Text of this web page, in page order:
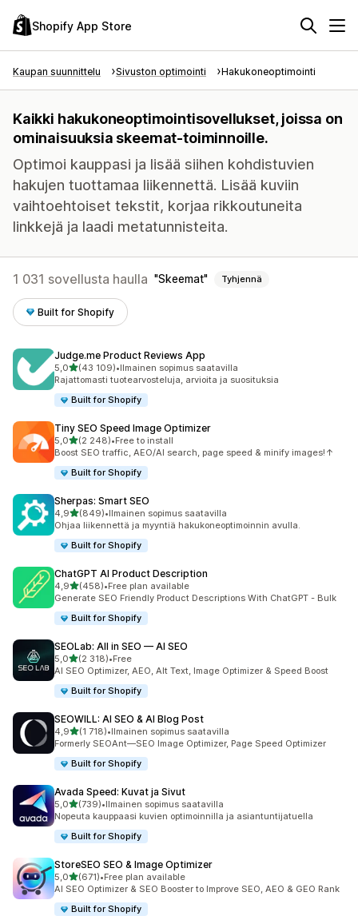
Shopify App Store
Kaupan suunnittelu Sivuston optimointi Hakukoneoptimointi
Kaikki hakukoneoptimointisovellukset, joissa on
ominaisuuksia skeemat-toiminnoille.
Optimoi kauppasi ja lisää siihen kohdistuvien
hakujen tuottamaa liikennettä. Lisää kuviin
vaihtoehtoiset tekstit, korjaa rikkoutuneita
linkkejä ja laadi metatunnisteita.
1 031 sovellusta haulla Skeemat Tyhjennä
Built for Shopify
Judge.me Product Reviews App
5,0/ 5 tähteä
(43 109)
43109 arvostelua yhteensä
•Ilmainen sopimus saatavilla
Rajattomasti tuotearvosteluja, arvioita ja suosituksia
Built for Shopify
Tiny SEO Speed Image Optimizer
5,0/ 5 tähteä
(2 248)
2248 arvostelua yhteensä
•Free to install
Boost SEO traffic, AEO/AI search, page speed & minify images!↑
Built for Shopify
Sherpas: Smart SEO
4,9/ 5 tähteä
(849)
849 arvostelua yhteensä
•Ilmainen sopimus saatavilla
Ohjaa liikennettä ja myyntiä hakukoneoptimoinnin avulla.
Built for Shopify
ChatGPT AI Product Description
4,9/ 5 tähteä
(458)
458 arvostelua yhteensä
•Free plan available
Generate SEO Friendly Product Descriptions With ChatGPT - Bulk
Built for Shopify
SEOLab: All in SEO — AI SEO
5,0/ 5 tähteä
(2 318)
2318 arvostelua yhteensä
•Free
AI SEO Optimizer, AEO, Alt Text, Image Optimizer & Speed Boost
Built for Shopify
SEOWILL: AI SEO & AI Blog Post
4,9/ 5 tähteä
(1 718)
1718 arvostelua yhteensä
•Ilmainen sopimus saatavilla
Formerly SEOAnt—SEO Image Optimizer, Page Speed Optimizer
Built for Shopify
Avada Speed: Kuvat ja Sivut
5,0/ 5 tähteä
(739)
739 arvostelua yhteensä
•Ilmainen sopimus saatavilla
Nopeuta kauppaasi kuvien optimoinnilla ja asiantuntijatuella
Built for Shopify
StoreSEO SEO & Image Optimizer
5,0/ 5 tähteä
(671)
671 arvostelua yhteensä
•Free plan available
AI SEO Optimizer & SEO Booster to Improve SEO, AEO & GEO Rank
Built for Shopify